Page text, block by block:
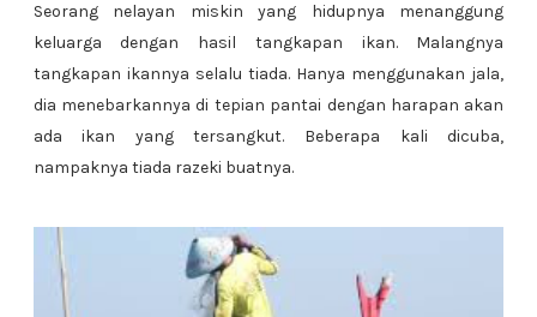
Seorang nelayan miskin yang hidupnya menanggung
keluarga dengan hasil tangkapan ikan. Malangnya
tangkapan ikannya selalu tiada. Hanya menggunakan jala,
dia menebarkannya di tepian pantai dengan harapan akan
ada ikan yang tersangkut. Beberapa kali dicuba,
nampaknya tiada razeki buatnya.